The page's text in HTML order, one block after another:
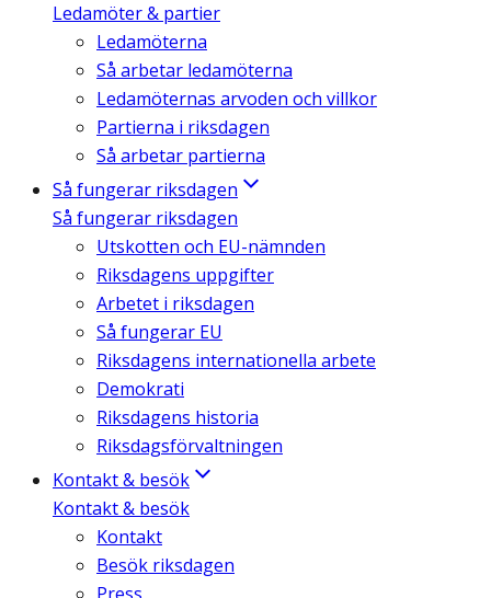
Ledamöter & partier
Ledamöterna
Så arbetar ledamöterna
Ledamöternas arvoden och villkor
Partierna i riksdagen
Så arbetar partierna
Så fungerar riksdagen
Så fungerar riksdagen
Utskotten och EU-nämnden
Riksdagens uppgifter
Arbetet i riksdagen
Så fungerar EU
Riksdagens internationella arbete
Demokrati
Riksdagens historia
Riksdagsförvaltningen
Kontakt & besök
Kontakt & besök
Kontakt
Besök riksdagen